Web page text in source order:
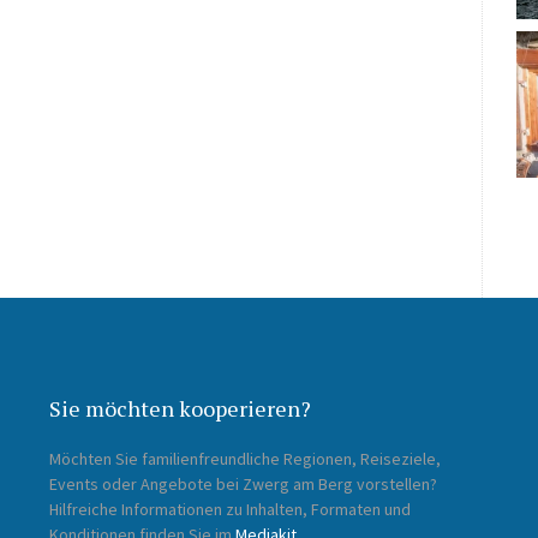
Sie möchten kooperieren?
Möchten Sie familienfreundliche Regionen, Reiseziele,
Events oder Angebote bei Zwerg am Berg vorstellen?
Hilfreiche Informationen zu Inhalten, Formaten und